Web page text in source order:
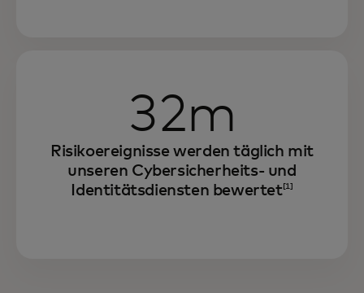
32m
Risikoereignisse werden täglich mit
unseren Cybersicherheits- und
Identitätsdiensten bewertet [1]